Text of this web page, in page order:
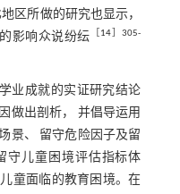
区所做的研究也显示，
影响众说纷纭
14 ］305-
业成就的实证研究结论
做出剖析， 并倡导运用
景、 留守危险因子及留
守儿童困境评估指标体
童面临的教育困境。在